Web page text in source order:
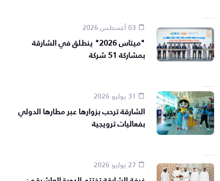
"ميتاس 2026" ينطلق في الشارقة
بمشاركة 51 شركة
الشارقة ترحب بزوارها عبر مطارها الدولي
بفعاليات ترويجية